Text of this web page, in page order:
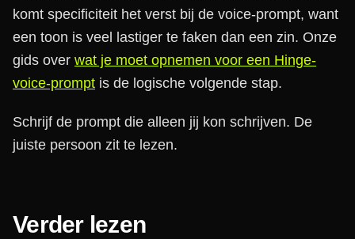
komt specificiteit het verst bij de voice-prompt, want
een toon is veel lastiger te faken dan een zin. Onze
gids over wat je moet opnemen voor een Hinge-
voice-prompt is de logische volgende stap.
Schrijf de prompt die alleen jij kon schrijven. De
juiste persoon zit te lezen.
Verder lezen